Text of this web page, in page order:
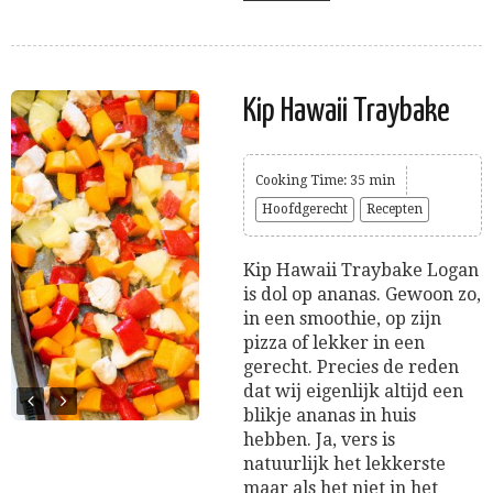
Kip Hawaii Traybake
Cooking Time: 35 min
Hoofdgerecht
Recepten
Kip Hawaii Traybake Logan
is dol op ananas. Gewoon zo,
in een smoothie, op zijn
pizza of lekker in een
gerecht. Precies de reden
dat wij eigenlijk altijd een
blikje ananas in huis
hebben. Ja, vers is
natuurlijk het lekkerste
maar als het niet in het